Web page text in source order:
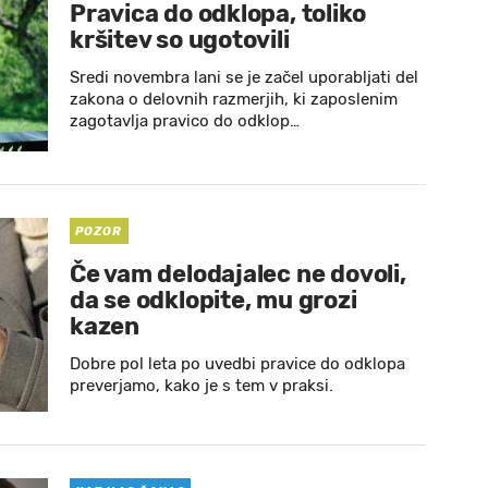
Pravica do odklopa, toliko
kršitev so ugotovili
Sredi novembra lani se je začel uporabljati del
zakona o delovnih razmerjih, ki zaposlenim
zagotavlja pravico do odklop…
POZOR
Če vam delodajalec ne dovoli,
da se odklopite, mu grozi
kazen
Dobre pol leta po uvedbi pravice do odklopa
preverjamo, kako je s tem v praksi.